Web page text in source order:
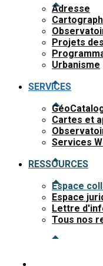
Adresse
Projets
Urbanisme
SERVICES
Cartes et
Services
RESSOURCES
Espace
Espace
Lettre
Tous nos